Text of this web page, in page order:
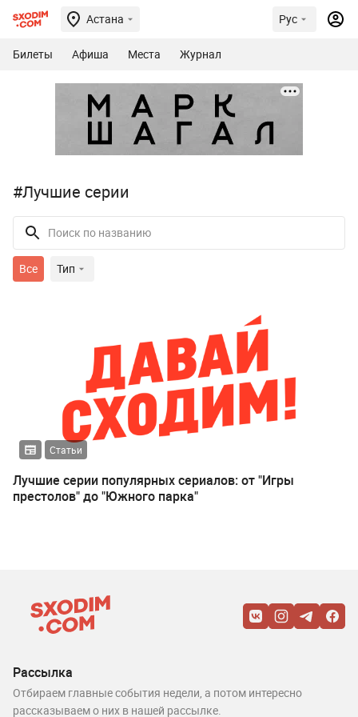
Астана Рус
Билеты Афиша Места Журнал
#Лучшие серии
Все Тип
Статьи
Лучшие серии популярных сериалов: от "Игры
престолов" до "Южного парка"
Рассылка
Отбираем главные события недели, а потом интересно
рассказываем о них в нашей рассылке.